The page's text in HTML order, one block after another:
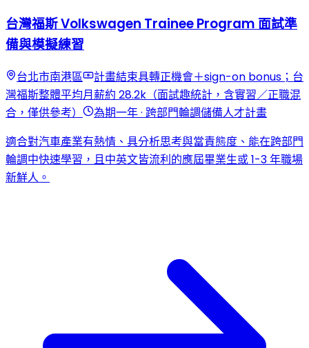
台灣福斯 Volkswagen Trainee Program 面試準
備與模擬練習
台北市南港區
計畫結束具轉正機會＋sign-on bonus；台
灣福斯整體平均月薪約 28.2k（面試趣統計，含實習／正職混
合，僅供參考）
為期一年 · 跨部門輪調儲備人才計畫
適合對汽車產業有熱情、具分析思考與當責態度、能在跨部門
輪調中快速學習，且中英文皆流利的應屆畢業生或 1-3 年職場
新鮮人。